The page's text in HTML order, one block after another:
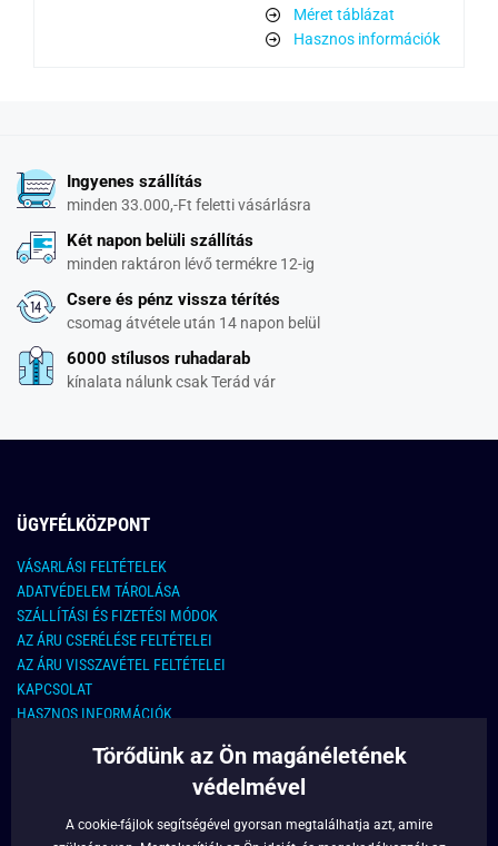
Méret táblázat
Hasznos információk
Ingyenes szállítás
minden 33.000,-Ft feletti vásárlásra
Két napon belüli szállítás
minden raktáron lévő termékre 12-ig
Csere és pénz vissza térítés
csomag átvétele után 14 napon belül
6000 stílusos ruhadarab
kínalata nálunk csak Terád vár
ÜGYFÉLKÖZPONT
VÁSARLÁSI FELTÉTELEK
ADATVÉDELEM TÁROLÁSA
SZÁLLÍTÁSI ÉS FIZETÉSI MÓDOK
AZ ÁRU CSERÉLÉSE FELTÉTELEI
AZ ÁRU VISSZAVÉTEL FELTÉTELEI
KAPCSOLAT
HASZNOS INFORMÁCIÓK
KAPCSOLAT
info@legyferfi.hu
Törődünk az Ön magánéletének
védelmével
A cookie-fájlok segítségével gyorsan megtalálhatja azt, amire